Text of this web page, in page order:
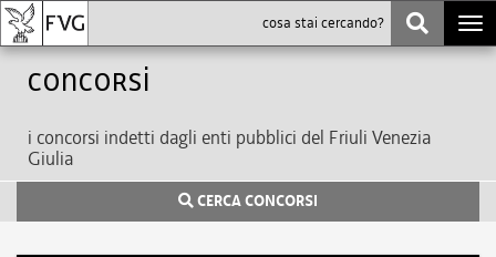
Concorsi
i concorsi indetti dagli enti pubblici del Friuli Venezia
Giulia
CERCA CONCORSI